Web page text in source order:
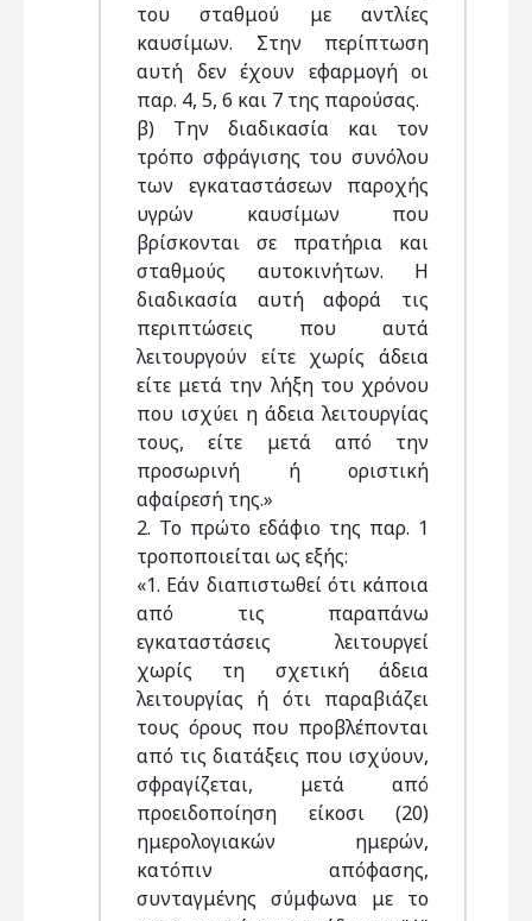
του σταθμού με αντλίες
καυσίμων. Στην περίπτωση
αυτή δεν έχουν εφαρμογή οι
παρ. 4, 5, 6 και 7 της παρούσας.
β) Την διαδικασία και τον
τρόπο σφράγισης του συνόλου
των εγκαταστάσεων παροχής
υγρών καυσίμων που
βρίσκονται σε πρατήρια και
σταθμούς αυτοκινήτων. Η
διαδικασία αυτή αφορά τις
περιπτώσεις που αυτά
λειτουργούν είτε χωρίς άδεια
είτε μετά την λήξη του χρόνου
που ισχύει η άδεια λειτουργίας
τους, είτε μετά από την
προσωρινή ή οριστική
αφαίρεσή της.»
2. Το πρώτο εδάφιο της παρ. 1
τροποποιείται ως εξής:
«1. Εάν διαπιστωθεί ότι κάποια
από τις παραπάνω
εγκαταστάσεις λειτουργεί
χωρίς τη σχετική άδεια
λειτουργίας ή ότι παραβιάζει
τους όρους που προβλέπονται
από τις διατάξεις που ισχύουν,
σφραγίζεται, μετά από
προειδοποίηση είκοσι (20)
ημερολογιακών ημερών,
κατόπιν απόφασης,
συνταγμένης σύμφωνα με το